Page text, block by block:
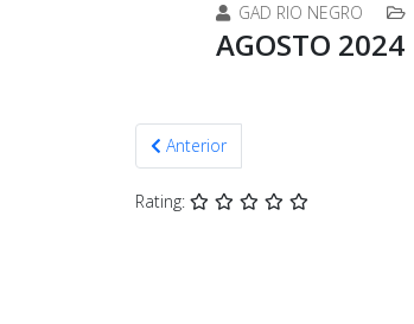
GAD RIO NEGRO
AGOSTO 2024
Artículo anterior: JULIO 2024
Anterior
Rating: